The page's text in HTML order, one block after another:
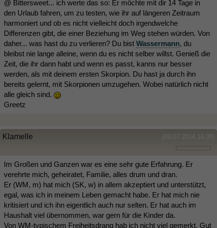
@ Bittersweet... ich werte das so: Er möchte mit dir 14 Tage in
den Urlaub fahren, um zu testen, wie ihr auf längeren Zeitraum
harmoniert und ob es nicht vielleicht doch irgendwelche
Differenzen gibt, die einer Beziehung im Weg stehen würden. Von
daher... was hast du zu verlieren? Du bist Wassermann, du
bleibst nie lange alleine, wenn du es nicht selber willst. Genieß die
Zeit, die ihr dann habt und wenn es passt, kanns nur besser
werden, als mit deinem ersten Skorpion. Du hast ja durch ihn
bereits gelernt, mit Skorpionen umzugehen. Wobei natürlich nicht
alle gleich sind.
Greetz
(09.07.2014 16:08)
Klamelle
Im Großen und Ganzen war es eine sehr gute Erfahrung. Er
verehrte mich, geheiratet, Familie, alles drum und dran.
Er (WM, m) hat mich (SK, w) in allem akzeptiert und unterstützt,
egal, was ich in meinem Leben gemacht habe. Er hat mich nie
kritisiert und ich ihn eigentlich auch nur selten. Er hat auch im
Haushalt viel übernommen, war gern für die Kinder da.
Von WM-typischem Freiheitsdrang hab ich nicht viel gemerkt. Gut